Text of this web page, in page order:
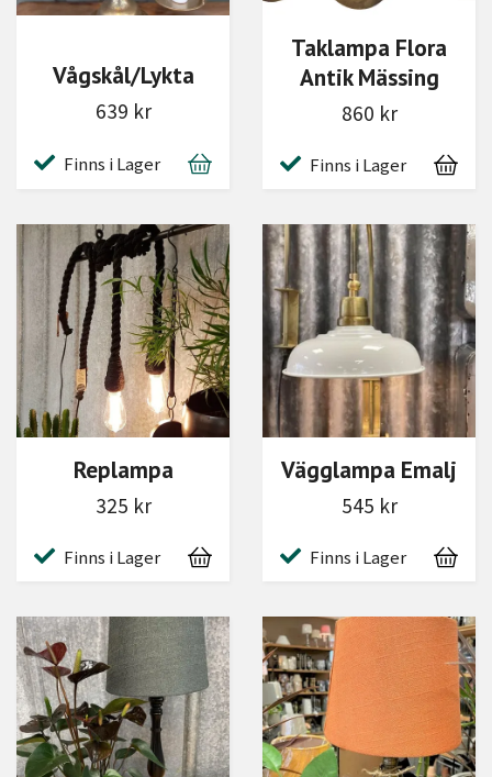
Vågskål/Lykta
639 kr
Finns i Lager
Taklampa Flora
Antik Mässing
860 kr
Finns i Lager
Replampa
325 kr
Finns i Lager
Vägglampa Emalj
545 kr
Finns i Lager